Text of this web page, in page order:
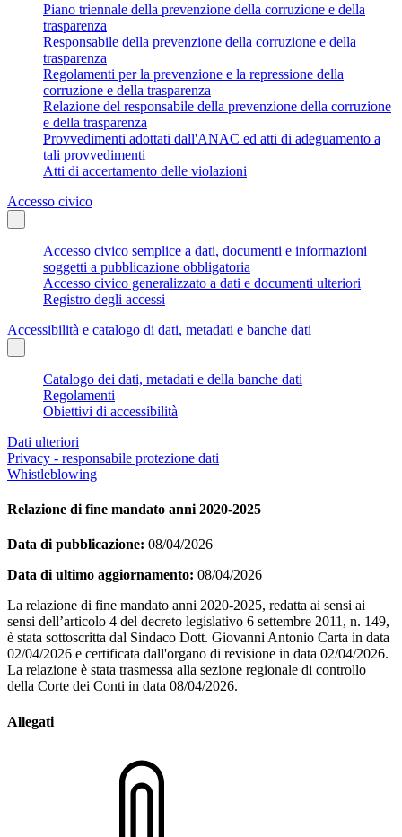
Piano triennale della prevenzione della corruzione e della
trasparenza
Responsabile della prevenzione della corruzione e della
trasparenza
Regolamenti per la prevenzione e la repressione della
corruzione e della trasparenza
Relazione del responsabile della prevenzione della corruzione
e della trasparenza
Provvedimenti adottati dall'ANAC ed atti di adeguamento a
tali provvedimenti
Atti di accertamento delle violazioni
Accesso civico
Accesso civico semplice a dati, documenti e informazioni
soggetti a pubblicazione obbligatoria
Accesso civico generalizzato a dati e documenti ulteriori
Registro degli accessi
Accessibilità e catalogo di dati, metadati e banche dati
Catalogo dei dati, metadati e della banche dati
Regolamenti
Obiettivi di accessibilità
Dati ulteriori
Privacy - responsabile protezione dati
Whistleblowing
Relazione di fine mandato anni 2020-2025
Data di pubblicazione: 08/04/2026
Data di ultimo aggiornamento: 08/04/2026
La relazione di fine mandato anni 2020-2025, redatta ai sensi ai
sensi dell’articolo 4 del decreto legislativo 6 settembre 2011, n. 149,
è stata sottoscritta dal Sindaco Dott. Giovanni Antonio Carta in data
02/04/2026 e certificata dall'organo di revisione in data 02/04/2026.
La relazione è stata trasmessa alla sezione regionale di controllo
della Corte dei Conti in data 08/04/2026.
Allegati